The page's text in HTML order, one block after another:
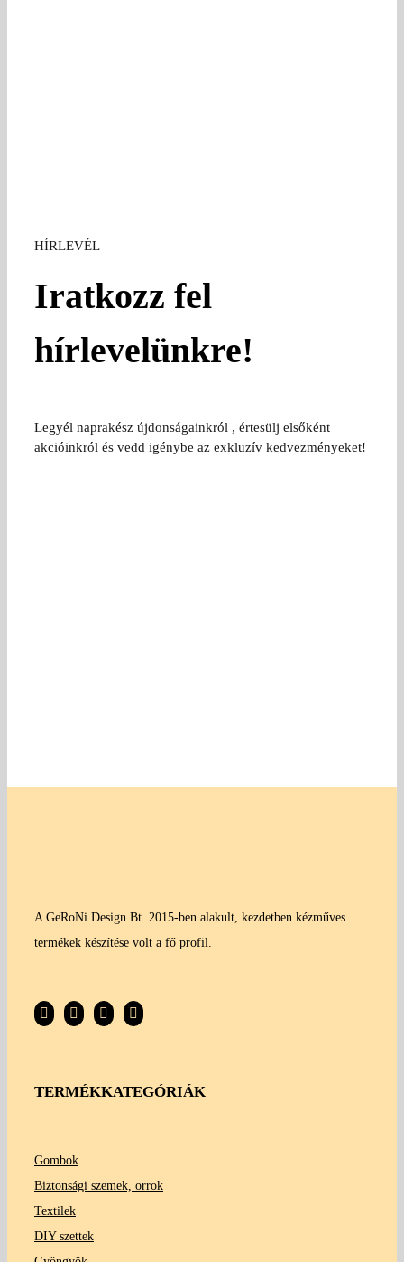
HÍRLEVÉL
Iratkozz fel
hírlevelünkre!
Legyél naprakész újdonságainkról , értesülj elsőként
akcióinkról és vedd igénybe az exkluzív kedvezményeket!
A GeRoNi Design Bt. 2015-ben alakult, kezdetben kézműves
termékek készítése volt a fő profil.
TERMÉKKATEGÓRIÁK
Gombok
Biztonsági szemek, orrok
Textilek
DIY szettek